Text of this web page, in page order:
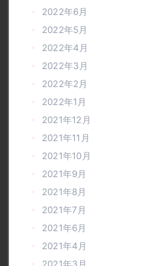
2022年6月
2022年5月
2022年4月
2022年3月
2022年2月
2022年1月
2021年12月
2021年11月
2021年10月
2021年9月
2021年8月
2021年7月
2021年6月
2021年4月